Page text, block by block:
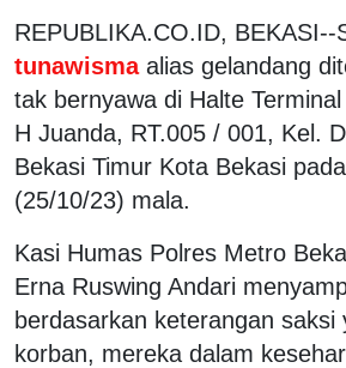
REPUBLIKA.CO.ID, BEKASI--
tunawisma alias gelandang
tak bernyawa di Halte Terminal
H Juanda, RT.005 / 001, Kel.
Bekasi Timur Kota Bekasi
(25/10/23) mala.
Kasi Humas Polres Metro
Erna Ruswing Andari
berdasarkan keterangan saksi
korban, mereka dalam